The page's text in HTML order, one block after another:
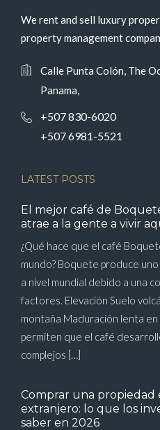
We rent and sell luxury
property management
Calle Punta Colón, The
Panama,
+507 830-6020
+507 6981-5521
LATEST POSTS
El mejor café de
atrae a la gente a vivir
¿Qué hace que el café
mundo? Boquete produce
a nivel mundial debido a una
factores. Elevación Suelo
montaña Maduración lenta
permiten que el café
complejos […]
Comprar una propiedad
extranjero: lo que los
saber en 2026